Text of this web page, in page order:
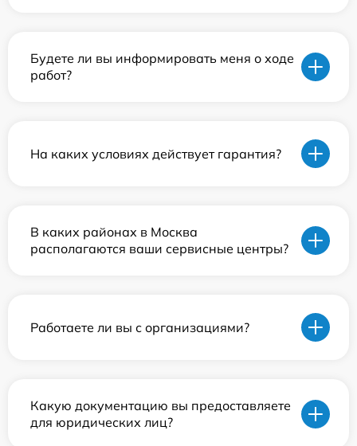
Будете ли вы информировать меня о ходе
работ?
На каких условиях действует гарантия?
В каких районах в Москва
располагаются ваши сервисные центры?
Работаете ли вы с организациями?
Какую документацию вы предоставляете
для юридических лиц?